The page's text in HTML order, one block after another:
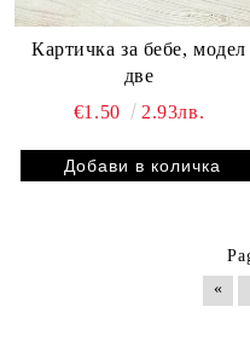
Картичка за бебе, модел
две
€1.50
2.93лв.
«